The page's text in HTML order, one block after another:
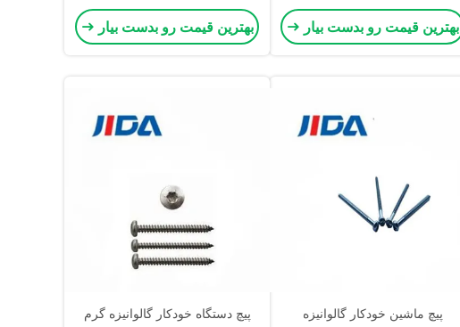
ترکیب رزوه شیار
بهترین قیمت رو بدست بیار بهترین قیمت رو بدست بیار
پیچ ماشین خودکار گالوانیزه
پیچ دستگاه خودکار گالوانیزه گرم